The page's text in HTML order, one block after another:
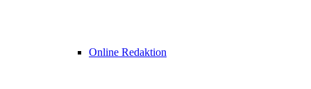
Online Redaktion